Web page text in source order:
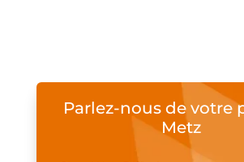
Parlez-nous de votre
Metz